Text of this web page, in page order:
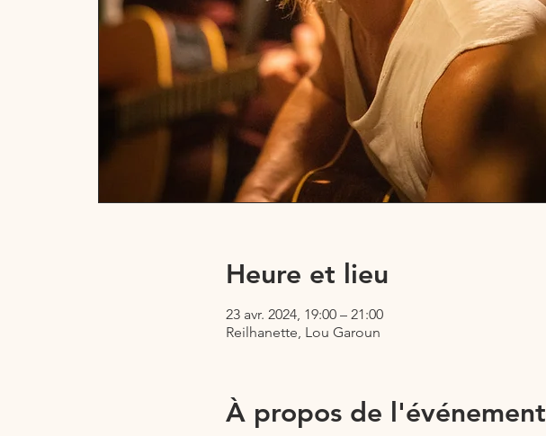
Heure et lieu
23 avr. 2024, 19:00 – 21:00
Reilhanette, Lou Garoun
À propos de l'événement